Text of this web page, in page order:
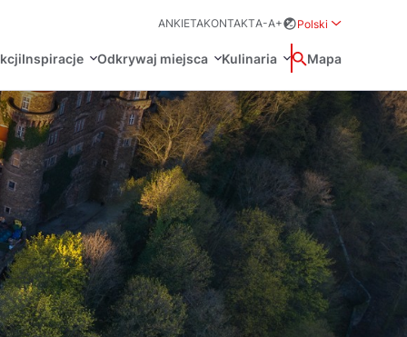
ANKIETAKONTAKTA-A+
Polski
Inspiracje
Certyfikaty POT
Odkrywaj miejsca Kulinaria
Restauracje Michelin
Wyszukaj
Mapa
Français
日本語
Svenska